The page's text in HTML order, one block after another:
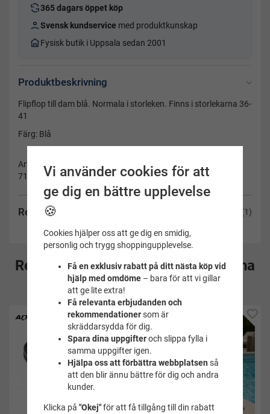
365 dagars öppet köp
Svensk kundservice med produktkunskap
Fysisk butik i Uppsala sedan 2001
Produktbeskrivning
Recensioner (1)
Flipflop till dam blå. Normala i storleken. Finns i storlekarna 36-
41
Färg: Blå
Artikelnummer:
71.00011.99-blå-41
Rekommenderade tillbehör till denna
produkt
Vi använder cookies för att
ge dig en bättre upplevelse
🍪
Cookies hjälper oss att ge dig en smidig,
personlig och trygg shoppingupplevelse.
Få en exklusiv rabatt på ditt nästa köp vid
hjälp med omdöme– bara för att vi gillar
att ge lite extra!
Få relevanta erbjudanden och
rekommendationersom är
skräddarsydda för dig.
Spara dina uppgifteroch slippa fylla i
samma uppgifter igen.
Hjälpa oss att förbättra webbplatsen så
att den blir ännu bättre för dig och andra
kunder.
Klicka på "Okej"för att få tillgång till din rabatt